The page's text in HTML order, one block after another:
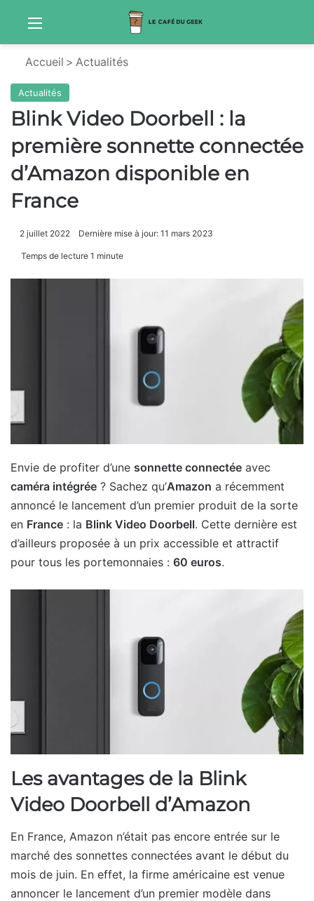
Menu
Accueil > Actualités
Actualités
Blink Video Doorbell : la
première sonnette connectée
d’Amazon disponible en
France
2 juillet 2022 Dernière mise à jour: 11 mars 2023
Temps de lecture 1 minute
Envie de profiter d’une sonnette connectée avec
caméra intégrée ? Sachez qu’Amazon a récemment
annoncé le lancement d’un premier produit de la sorte
en France : la Blink Video Doorbell. Cette dernière est
d’ailleurs proposée à un prix accessible et attractif
pour tous les portemonnaies : 60 euros.
Les avantages de la Blink
Video Doorbell d’Amazon
En France, Amazon n’était pas encore entrée sur le
marché des sonnettes connectées avant le début du
mois de juin. En effet, la firme américaine est venue
annoncer le lancement d’un premier modèle dans